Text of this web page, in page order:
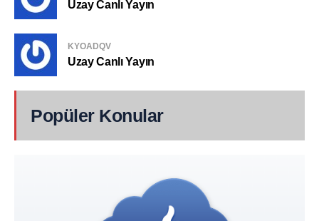
Uzay Canlı Yayın
KYOADQV
Uzay Canlı Yayın
Popüler Konular